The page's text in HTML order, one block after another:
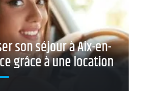
son séjour à Aix-en-
grâce à une location